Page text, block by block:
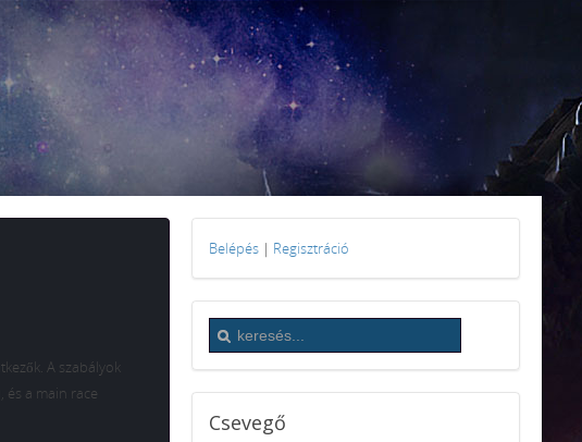
A szabályok
és a main race
Belépés | Regisztráció
Csevegő